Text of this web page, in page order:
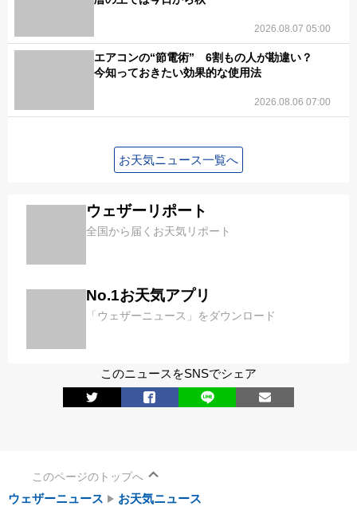
2026.08.07 05:00
エアコンの“節電術” 6割もの人が勘違い？
今知っておきたい効果的な使用法
2026.08.06 07:00
お天気ニュース一覧へ
ウェザーリポート
全国から届くお天気リポート
No.1お天気アプリ
「ウェザーニュース」をダウンロード
このニュースをSNSでシェア
このページのトップへ
ウェザーニュース お天気ニュース